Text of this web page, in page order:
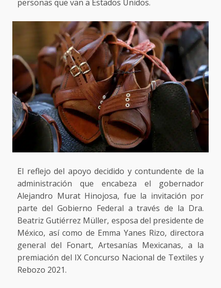
personas que van a Estados Unidos.
El reflejo del apoyo decidido y contundente de la
administración que encabeza el gobernador
Alejandro Murat Hinojosa, fue la invitación por
parte del Gobierno Federal a través de la Dra.
Beatriz Gutiérrez Müller, esposa del presidente de
México, así como de Emma Yanes Rizo, directora
general del Fonart, Artesanías Mexicanas, a la
premiación del IX Concurso Nacional de Textiles y
Rebozo 2021.